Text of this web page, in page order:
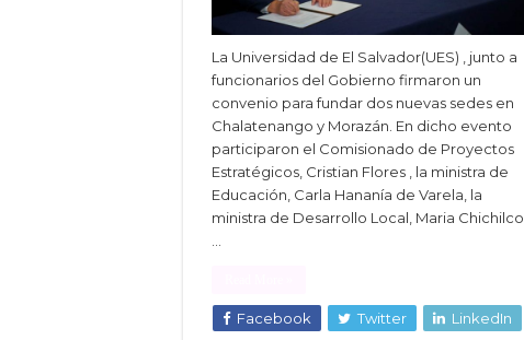
La Universidad de El Salvador(UES) , junto a
funcionarios del Gobierno firmaron un
convenio para fundar dos nuevas sedes en
Chalatenango y Morazán. En dicho evento
participaron el Comisionado de Proyectos
Estratégicos, Cristian Flores , la ministra de
Educación, Carla Hananía de Varela, la
ministra de Desarrollo Local, Maria Chichilco
Facebook Twitter LinkedIn